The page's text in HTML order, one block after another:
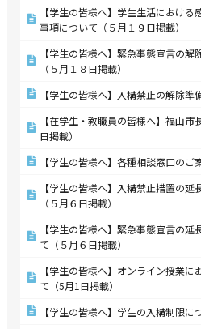
【学生の皆様へ】学生生活におけ
事項について（５月１９日掲載）
【学生の皆様へ】緊急事態宣言の
（５月１８日掲載）
【学生の皆様へ】入構禁止の解除準
【在学生・教職員の皆様へ】福山
日掲載）
【学生の皆様へ】各種相談窓口のご
【学生の皆様へ】入構禁止措置の
（５月６日掲載）
【学生の皆様へ】緊急事態宣言の
て（５月６日掲載）
【学生の皆様へ】オンライン授業
て（5月1日掲載）
【学生の皆様へ】学生の入構制限に